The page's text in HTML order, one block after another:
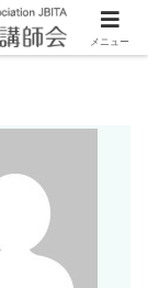
メニュー